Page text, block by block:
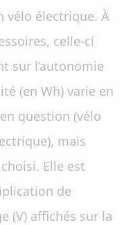
vélo électrique. À
celle-ci
sur l’autonomie
(en Wh) varie en
question (vélo
mais
Elle est
de
(V) affichés sur la